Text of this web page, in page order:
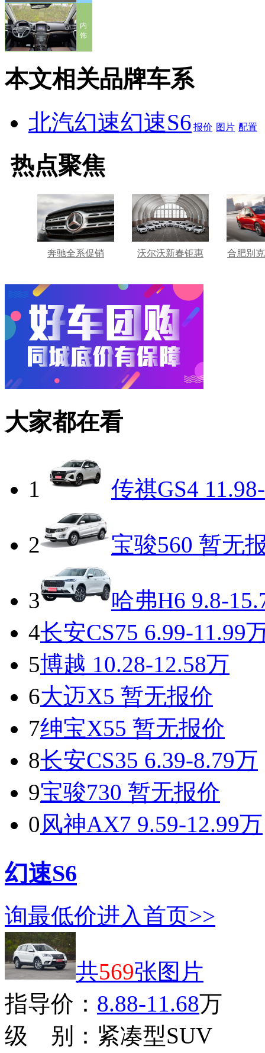
内
饰
本文相关品牌车系
北汽幻速幻速S6 报价 图片 配置
热点聚焦
奔驰全系促销 沃尔沃新春钜惠 合肥别
大家都在看
1 传祺GS4
2 宝骏560 暂无
3 哈弗H6 9.8-
4长安CS75 6.99-11.99
5博越 10.28-12.58万
6大迈X5 暂无报价
7绅宝X55 暂无报价
8长安CS35 6.39-8.79万
9宝骏730 暂无报价
0风神AX7 9.59-12.99万
幻速S6
询最低价进入首页>>
共569张图片
指导价： 8.88-11.68万
级 别： 紧凑型SUV